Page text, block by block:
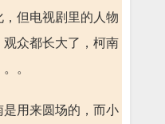
但电视剧里的人物
众都长大了，柯南
。
用来圆场的，而小